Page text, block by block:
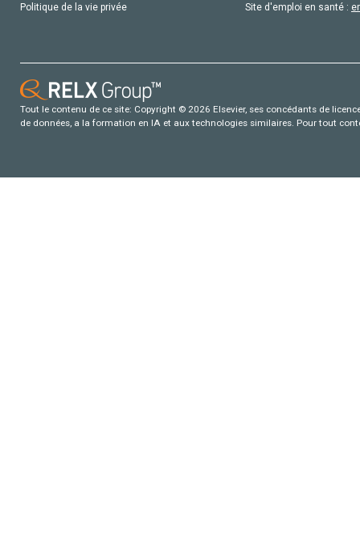
Politique de la vie privée
Site d'emploi en santé :
Tout le contenu de ce site: Copyright © 2026 Elsevier, ses concédants de
de données, a la formation en IA et aux technologies similaires. Pour tout